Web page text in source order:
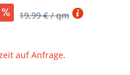
19,99 € / qm
auf Anfrage.